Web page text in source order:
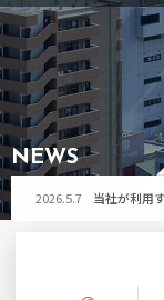
NEWS
2026.5.7 当社が利用する外
2026.7.29 令和8年
2026.7.21 第32回ひ
2026.7.17 夏季休暇の
2026.5.7 当社が利用する外
第32回ひ